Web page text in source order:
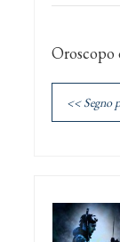
Oroscopo
<< Segno